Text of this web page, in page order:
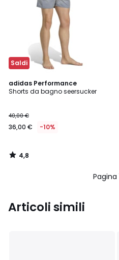
Saldi
adidas Performance
Shorts da bagno seersucker
40,00 €
36,00 € -10%
4,8
/ 5
4,8
/
Pagina
Articoli simili